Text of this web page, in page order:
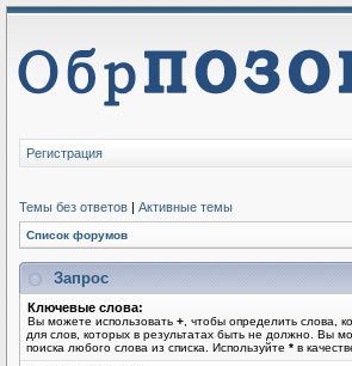
Регистрация
Темы без ответов | Активные темы
Список форумов
Запрос
Ключевые слова:
Вы можете использовать + , чтобы определить слова,
для слов, которых в результатах быть не должно. Вы
поиска любого слова из списка. Используйте * в